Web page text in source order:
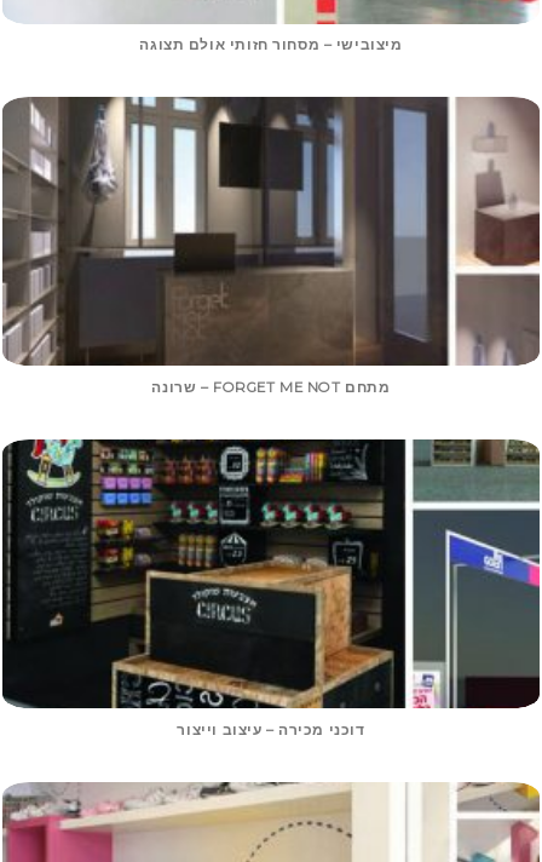
מיצובישי – מסחור חזותי אולם תצוגה
מתחם FORGET ME NOT – שרונה
דוכני מכירה – עיצוב וייצור